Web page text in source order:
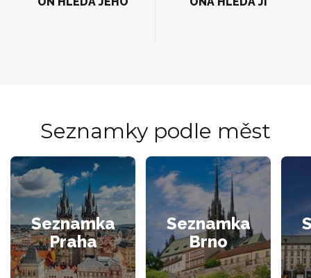
Seznamky podle měst
Seznamka
Praha
Seznamka
Brno